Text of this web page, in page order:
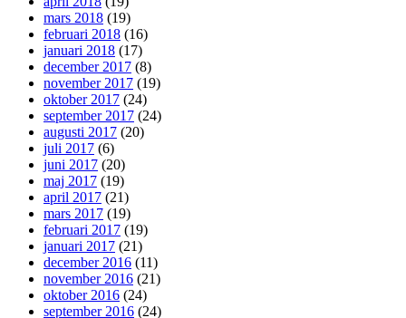
mars 2018 (19)
februari 2018 (16)
januari 2018 (17)
december 2017 (8)
november 2017 (19)
oktober 2017 (24)
september 2017 (24)
augusti 2017 (20)
juli 2017 (6)
juni 2017 (20)
maj 2017 (19)
april 2017 (21)
mars 2017 (19)
februari 2017 (19)
januari 2017 (21)
december 2016 (11)
november 2016 (21)
oktober 2016 (24)
september 2016 (24)